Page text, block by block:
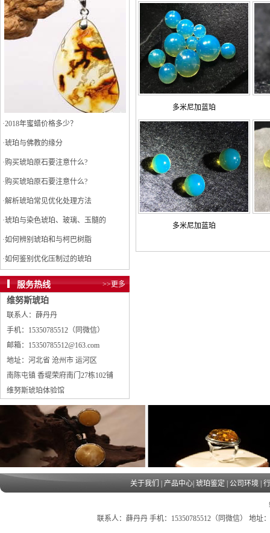
·2018年蜜蜡价格多少？
·琥珀与佛教的缘分
·购买琥珀原石要注意什么?
·购买琥珀原石要注意什么?
·解析琥珀常见优化处理方法
·琥珀与染色琥珀、玻璃、玉髓的
·如何辨别琥珀和与柯巴树脂
·如何鉴别优化压制过的琥珀
服务热线 >>更多
维努斯琥珀
联系人：薛丹丹
手机：15350785512（同微信）
邮箱：15350785512@163.com
地址：河北省 沧州市 运河区
南陈屯镇 香堤荣府南门27栋102铺
维努斯琥珀体验馆
多米尼加蓝珀
多米尼加蓝珀
关于我们 产品中心 琥珀鉴定 公司环境
联系人：薛丹丹 手机：15350785512（同微信） 地